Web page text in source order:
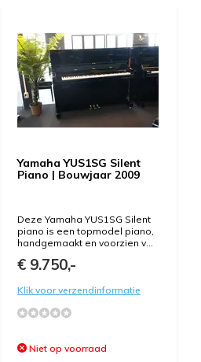
Yamaha YUS1SG Silent
Piano | Bouwjaar 2009
Deze Yamaha YUS1SG Silent
piano is een topmodel piano,
handgemaakt en voorzien v...
€ 9.750,-
Klik voor verzendinformatie
Niet op voorraad